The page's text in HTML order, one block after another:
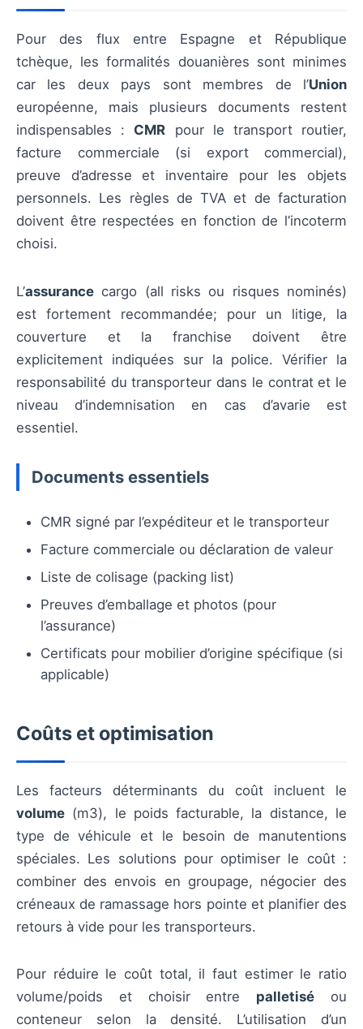
Pour des flux entre Espagne et République
tchèque, les formalités douanières sont minimes
car les deux pays sont membres de l’Union
européenne, mais plusieurs documents restent
indispensables : CMR pour le transport routier,
facture commerciale (si export commercial),
preuve d’adresse et inventaire pour les objets
personnels. Les règles de TVA et de facturation
doivent être respectées en fonction de l’incoterm
choisi.
L’assurance cargo (all risks ou risques nominés)
est fortement recommandée; pour un litige, la
couverture et la franchise doivent être
explicitement indiquées sur la police. Vérifier la
responsabilité du transporteur dans le contrat et le
niveau d’indemnisation en cas d’avarie est
essentiel.
Documents essentiels
CMR signé par l’expéditeur et le transporteur
Facture commerciale ou déclaration de valeur
Liste de colisage (packing list)
Preuves d’emballage et photos (pour
l’assurance)
Certificats pour mobilier d’origine spécifique (si
applicable)
Coûts et optimisation
Les facteurs déterminants du coût incluent le
volume (m3), le poids facturable, la distance, le
type de véhicule et le besoin de manutentions
spéciales. Les solutions pour optimiser le coût :
combiner des envois en groupage, négocier des
créneaux de ramassage hors pointe et planifier des
retours à vide pour les transporteurs.
Pour réduire le coût total, il faut estimer le ratio
volume/poids et choisir entre palletisé ou
conteneur selon la densité. L’utilisation d’un